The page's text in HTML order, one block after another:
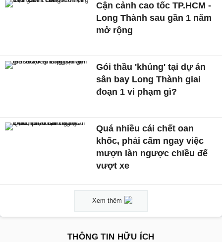
Cận cảnh cao tốc TP.HCM -
Long Thành sau gần 1 năm
mở rộng
Gói thầu 'khủng' tại dự án
sân bay Long Thành giai
đoạn 1 vi phạm gì?
Quá nhiều cái chết oan
khốc, phải cấm ngay việc
mượn làn ngược chiều để
vượt xe
Xem thêm
THÔNG TIN HỮU ÍCH